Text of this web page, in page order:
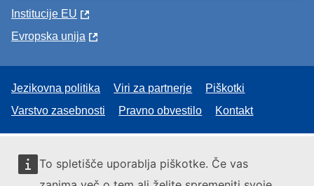
To spletišče uporablja piškotke. Če vas
Institucije EU
Evropska unija
Jezikovna politika Viri za partnerje
Piškotki
Varstvo zasebnosti
Pravno obvestilo Kontakt